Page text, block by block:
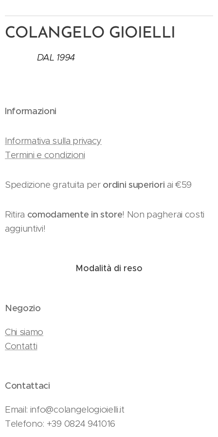
COLANGELO GIOIELLI
DAL 1994
Informazioni
Informativa sulla privacy
Termini e condizioni
Spedizione gratuita perordini superiori ai €59
Ritira comodamente in store! Non pagherai costi
aggiuntivi!
Modalità di reso
Negozio
Chi siamo
Contatti
Contattaci
Email: info@colangelogioielli.it
Telefono: +39 0824 941016